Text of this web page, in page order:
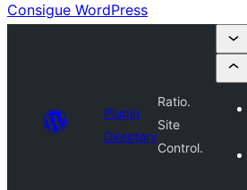
Consigue WordPress
Plugin
Directory
Ratio.
Site
Control.